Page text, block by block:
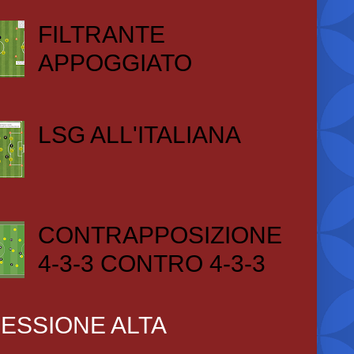
FILTRANTE
APPOGGIATO
LSG ALL'ITALIANA
CONTRAPPOSIZIONE
4-3-3 CONTRO 4-3-3
ALTA